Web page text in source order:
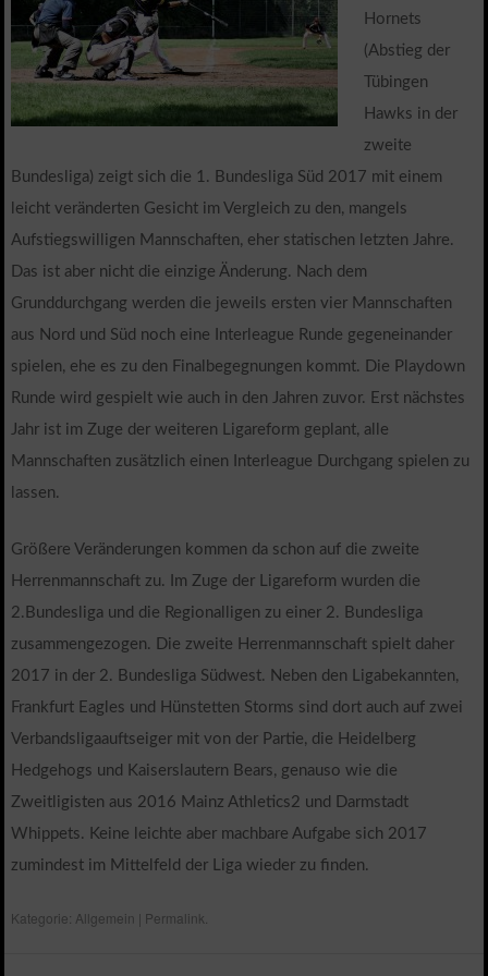
Hornets
(Abstieg der
Tübingen
Hawks in der
zweite
Bundesliga) zeigt sich die 1. Bundesliga Süd 2017 mit einem
leicht veränderten Gesicht im Vergleich zu den, mangels
Aufstiegswilligen Mannschaften, eher statischen letzten Jahre.
Das ist aber nicht die einzige Änderung. Nach dem
Grunddurchgang werden die jeweils ersten vier Mannschaften
aus Nord und Süd noch eine Interleague Runde gegeneinander
spielen, ehe es zu den Finalbegegnungen kommt. Die Playdown
Runde wird gespielt wie auch in den Jahren zuvor. Erst nächstes
Jahr ist im Zuge der weiteren Ligareform geplant, alle
Mannschaften zusätzlich einen Interleague Durchgang spielen zu
lassen.
Größere Veränderungen kommen da schon auf die zweite
Herrenmannschaft zu. Im Zuge der Ligareform wurden die
2.Bundesliga und die Regionalligen zu einer 2. Bundesliga
zusammengezogen. Die zweite Herrenmannschaft spielt daher
2017 in der 2. Bundesliga Südwest. Neben den Ligabekannten,
Frankfurt Eagles und Hünstetten Storms sind dort auch auf zwei
Verbandsligaauftseiger mit von der Partie, die Heidelberg
Hedgehogs und Kaiserslautern Bears, genauso wie die
Zweitligisten aus 2016 Mainz Athletics2 und Darmstadt
Whippets. Keine leichte aber machbare Aufgabe sich 2017
zumindest im Mittelfeld der Liga wieder zu finden.
Kategorie: Allgemein | Permalink